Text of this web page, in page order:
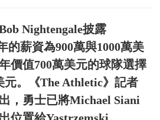
Nightengale披露
的薪資為900萬與1000萬美
價值700萬美元的球隊選擇
元。《The Athletic》記者
，勇士已將Michael Siani